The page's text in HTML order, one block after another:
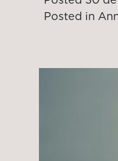
Posted in